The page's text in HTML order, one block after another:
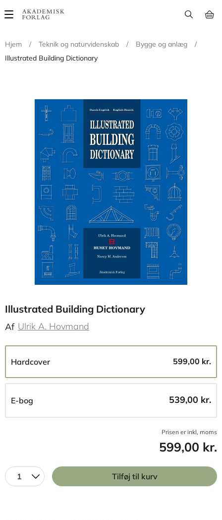
Main
Hjem
/ Teknik og naturvidenskab / Bygge og anlæg
/
Illustrated Building Dictionary
Illustrated Building Dictionary
Af Ulrik A. Hovmand
Hardcover 599,00 kr.
E-bog 539,00 kr.
Prisen er inkl, moms
599,00 kr.
1 Tilføj til kurv